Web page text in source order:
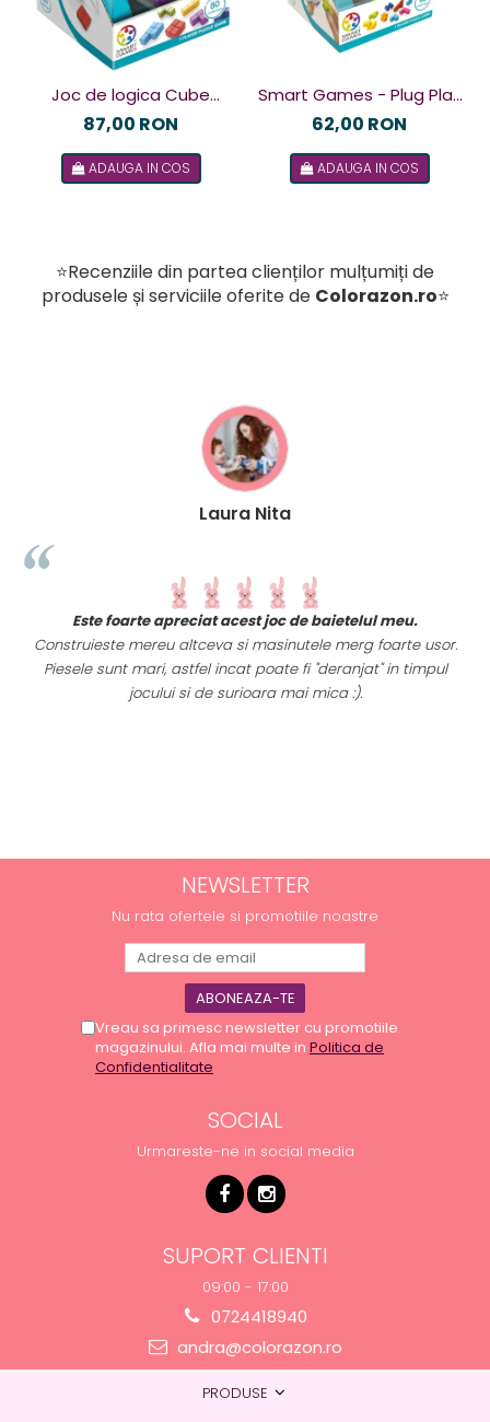
Joc de logica Cube
Puzzler Go, Smart
87,00 RON
ADAUGA IN COS
Smart Games - Plug Play
Puzzler, joc de logica cu
romana
62,00 RON
ADAUGA IN COS
⭐Recenziile din partea clienților mulțumiți de
produsele și serviciile oferite de Colorazon.ro⭐
Laura Nita
Este foarte apreciat acest joc de baietelul meu.
Construieste mereu altceva si masinutele merg foarte usor.
Piesele sunt mari, astfel incat poate fi "deranjat" in timpul
jocului si de surioara mai mica :).
NEWSLETTER
Nu rata ofertele si promotiile noastre
Vreau sa primesc newsletter cu promotiile
magazinului. Afla mai multe in Politica de
Confidentialitate
SOCIAL
Urmareste-ne in social media
SUPORT CLIENTI
09:00 - 17:00
0724418940
andra@colorazon.ro
PRODUSE